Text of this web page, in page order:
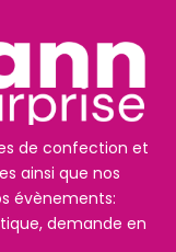
de confection et
ainsi que nos
évènements:
demande en